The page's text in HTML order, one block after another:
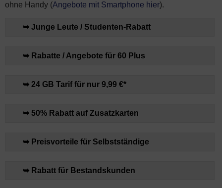
ohne Handy (Angebote mit Smartphone hier).
➥ Junge Leute / Studenten-Rabatt
➥ Rabatte / Angebote für 60 Plus
➥ 24 GB Tarif für nur 9,99 €*
➥ 50% Rabatt auf Zusatzkarten
➥ Preisvorteile für Selbstständige
➥ Rabatt für Bestandskunden